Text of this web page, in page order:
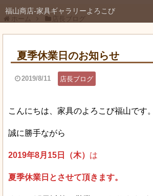
福山商店-家具ギャラリーよろこび
ホーム 店長ブログ
夏季休業日のお知らせ
2019/8/11 店長ブログ
こんにちは、家具のよろこび福山です。
誠に勝手ながら
2019年8月15日（木） は
夏季休業日とさせて頂きます。